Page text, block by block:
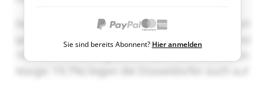
Sie sind bereits Abonnent? Hier anmelden